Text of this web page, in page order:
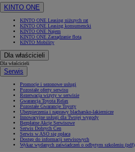
KINTO ONE
KINTO ONE Leasing niższych rat
KINTO ONE Leasing konsumencki
KINTO ONE Najem
KINTO ONE Zarządzanie flotą
KINTO Mobility
Dla właścicieli
Dla właścicieli
Serwis
Promocje i sezonowe usługi
Pozostałe oferty serwisu
Rezerwacja wizyty w serwisie
Gwarancja Toyota Relax
Pozostałe Gwarancje Toyoty
Ubezpieczenia i naprawy blacharsko-lakiernicze
Innowacyjne usługi dla Twojej wygody
Bezpłatne Akcje Serwisowe
Serwis Dobrych Cen
Serwis w ASO się opłaca
Dostęp do informacji serwisowych
Wykaz wydanych zaświadczeń o odbytym szkoleniu (pdf)